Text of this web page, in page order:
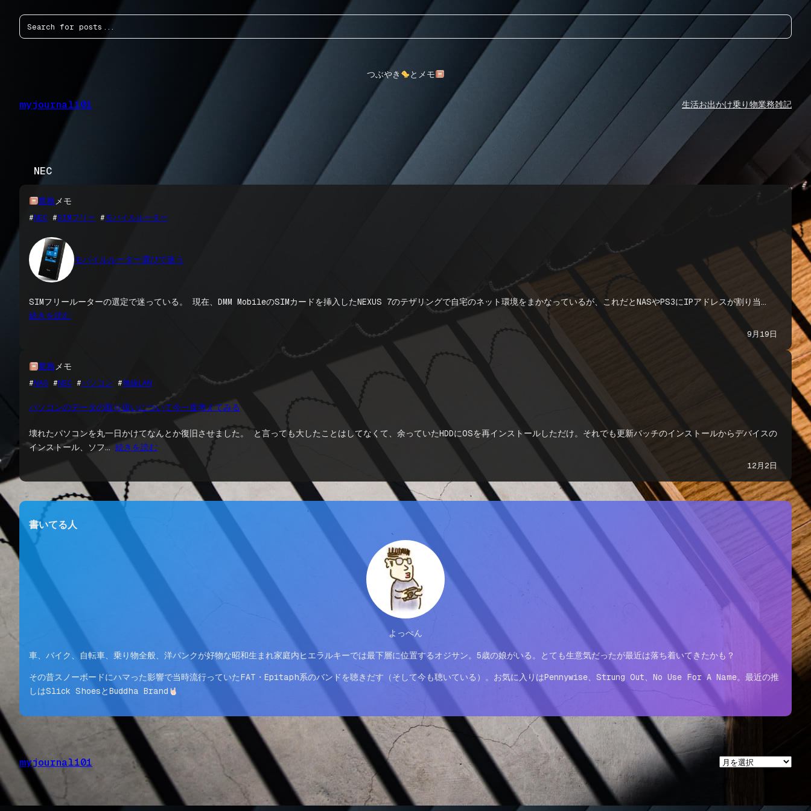
検
索
つぶやき とメモ
myjournal101 生活お出かけ乗り物業務雑記
NEC
業務 メモ
#NEC #SIMフリー #モバイルルーター
モバイルルーター選びで迷う
SIMフリールーターの選定で迷っている。 現在、DMM MobileのSIMカードを挿入したNEXUS 7のテザリングで自宅のネット環境をまかなっているが、これだとNASやPS3にIPアドレスが割り当…
続きを読む
9月19日
業務 メモ
#NAS #NEC #パソコン #無線LAN
パソコンのデータの取り扱いについて今一度考えてみる
壊れたパソコンを丸一日かけてなんとか復旧させました。 と言っても大したことはしてなくて、余っていたHDDにOSを再インストールしただけ。それでも更新パッチのインストールからデバイスの
インストール、ソフ… 続きを読む
12月2日
書いてる人
よっぺん
車、バイク、自転車、乗り物全般、洋パンクが好物な昭和生まれ家庭内ヒエラルキーでは最下層に位置するオジサン。5歳の娘がいる。とても生意気だったが最近は落ち着いてきたかも？
その昔スノーボードにハマった影響で当時流行っていたFAT・Epitaph系のバンドを聴きだす（そして今も聴いている）。お気に入りはPennywise、Strung Out、No Use For A Name。最近の推
しはSlick ShoesとBuddha Brand
myjournal101
ア